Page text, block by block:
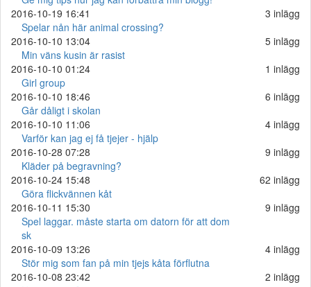
3 inlägg
2016-10-19 16:41
Spelar nån här animal crossing?
5 inlägg
2016-10-10 13:04
Min väns kusin är rasist
1 inlägg
2016-10-10 01:24
Girl group
6 inlägg
2016-10-10 18:46
Går dåligt i skolan
4 inlägg
2016-10-10 11:06
Varför kan jag ej få tjejer - hjälp
9 inlägg
2016-10-28 07:28
Kläder på begravning?
62 inlägg
2016-10-24 15:48
Göra flickvännen kåt
9 inlägg
2016-10-11 15:30
Spel laggar. måste starta om datorn för att dom
sk
4 inlägg
2016-10-09 13:26
Stör mig som fan på min tjejs kåta förflutna
2 inlägg
2016-10-08 23:42